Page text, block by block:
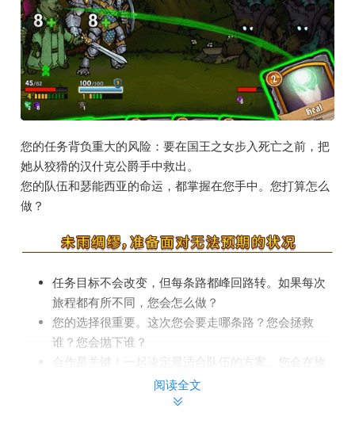
您的任务背负重大的风险：要在国王之女步入死亡之前，把
她从狡猾的汉什克公爵手中救出。
您的队伍和瑟能西亚的命运，都掌握在您手中。您打算怎么
做？
任务目标不会改变，但每条路都峰回路转。如果每次
旅程都有所不同，您会怎么做？
您的选择很重要。这次您会要走哪条路？您会拯救
谁？您会抛下谁？
合作是关键！一起决定最适合队伍的方案。您会在旅
途中帮助瑟能西亚的人民，还是自私寻找史诗级的战
阅读全文